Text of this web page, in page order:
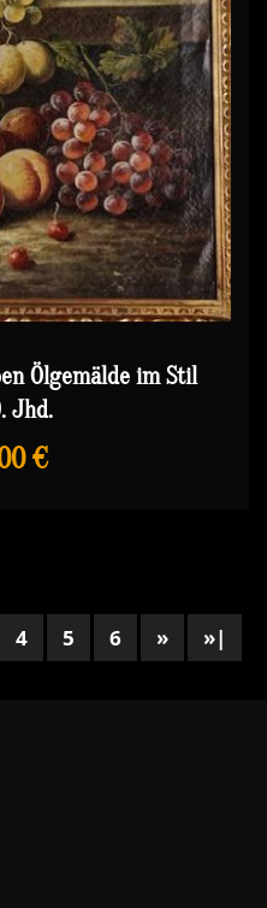
Ölgemälde im Stil
Jhd.
€
4 5 6 » »|